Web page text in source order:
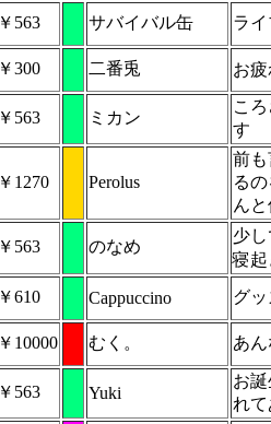
￥563 サバイバル缶 ラ
￥300 二番兎 お
￥563 ミカン
こ
す
￥1270 Perolus
前
る
ん
￥563 のなめ
少
寝
￥610 Cappuccino グ
￥10000 むく。 あ
￥563 Yuki
お
れ